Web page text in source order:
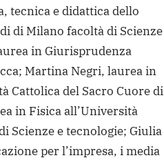
tecnica e didattica dello
di Milano facoltà di Scienze
in Giurisprudenza
Martina Negri, laurea in
Cattolica del Sacro Cuore di
in Fisica all’Università
Scienze e tecnologie; Giulia
per l’impresa, i media